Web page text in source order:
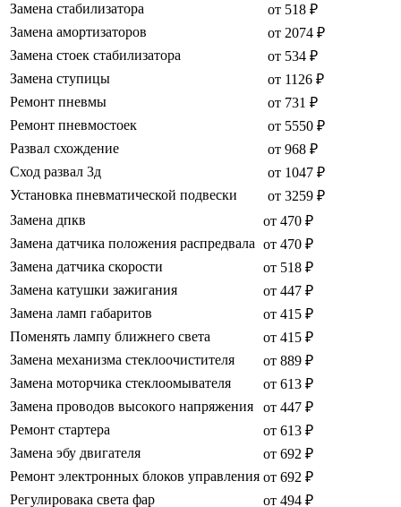
Замена стабилизатора
от 518 ₽
Замена амортизаторов
от 2074 ₽
Замена стоек стабилизатора
от 534 ₽
Замена ступицы
от 1126 ₽
Ремонт пневмы
от 731 ₽
Ремонт пневмостоек
от 5550 ₽
Развал схождение
от 968 ₽
Сход развал 3д
от 1047 ₽
Установка пневматической подвески
от 3259 ₽
Замена дпкв
от 470 ₽
Замена датчика положения распредвала от 470 ₽
Замена датчика скорости
от 518 ₽
Замена катушки зажигания
от 447 ₽
Замена ламп габаритов
от 415 ₽
Поменять лампу ближнего света
от 415 ₽
Замена механизма стеклоочистителя
от 889 ₽
Замена моторчика стеклоомывателя
от 613 ₽
Замена проводов высокого напряжения
от 447 ₽
Ремонт стартера
от 613 ₽
Замена эбу двигателя
от 692 ₽
Ремонт электронных блоков управления от 692 ₽
Регулировака света фар
от 494 ₽